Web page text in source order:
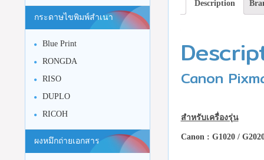
Description
Canon
สำหรับเครื่องรุ่น
Canon : G1020 /
กระดาษไขพิมพ์สำเนา
Blue Print
RONGDA
RISO
DUPLO
RICOH
ผงหมึกถ่ายเอกสาร